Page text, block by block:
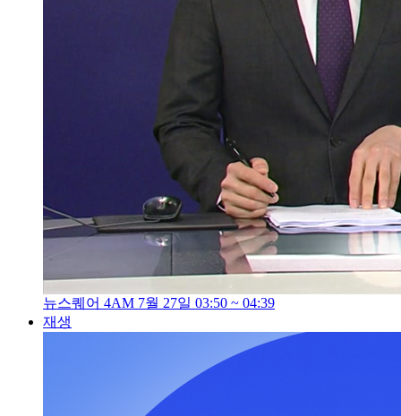
뉴스퀘어 4AM 7월 27일 03:50 ~ 04:39
재생